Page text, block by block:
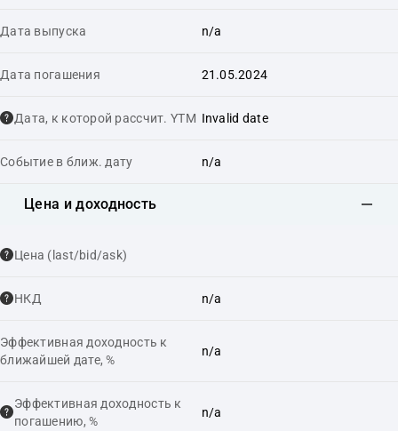
Дата выпуска n/a
Дата погашения 21.05.2024
Дата, к которой рассчит. YTM Invalid date
Событие в ближ. дату n/a
Цена и доходность
Цена (last/bid/ask)
НКД n/a
Эффективная доходность к
ближайшей дате, %
n/a
Эффективная доходность к
погашению, %
n/a